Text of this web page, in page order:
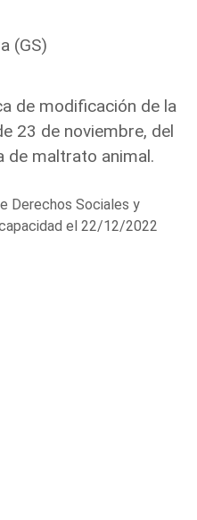
(GS)
de modificación de la
23 de noviembre, del
de maltrato animal.
Derechos Sociales y
el 22/12/2022